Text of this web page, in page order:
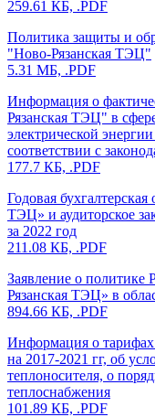
259.61 КБ, .PDF
Политика защиты и
"Ново-Рязанская ТЭЦ"
5.31 МБ, .PDF
Информация о
Рязанская ТЭЦ" в
электрической
соответствии с
177.7 КБ, .PDF
Годовая
ТЭЦ» и аудиторское
за 2022 год
211.08 КБ, .PDF
Заявление о
Рязанская ТЭЦ» в
894.66 КБ, .PDF
Информация о
на 2017-2021 гг, об
теплоносителя, о
теплоснабжения
101.89 КБ, .PDF